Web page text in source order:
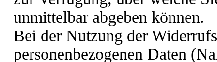
unmittelbar abgeben können.
Bei der Nutzung der
personenbezogenen Daten